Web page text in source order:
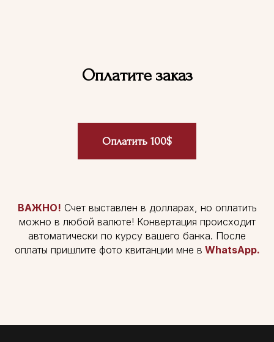
Оплатите заказ
Оплатить 100$
ВАЖНО! Счет выставлен в долларах, но оплатить
можно в любой валюте! Конвертация происходит
автоматически по курсу вашего банка. После
оплаты пришлите фото квитанции мне в WhatsApp.